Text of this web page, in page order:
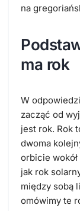
na
ma rok
W
zacząć od
jest rok. Rok
dwoma
orbicie
jak rok
między sobą
omówimy te